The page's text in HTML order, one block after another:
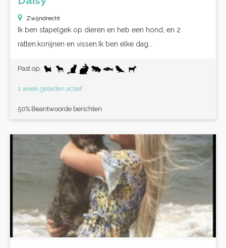
Zwijndrecht
Ik ben stapelgek op dieren en heb een hond, en 2
ratten.konijnen en vissen.Ik ben elke dag...
Past op:
1 week geleden actief
50% Beantwoorde berichten